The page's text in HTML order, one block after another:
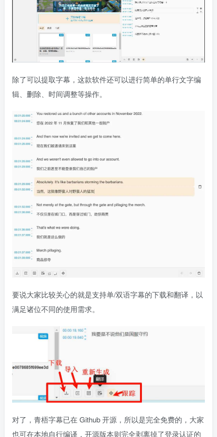
除了可以提取字幕，这款软件还可以进行简单的单行文字编
辑、删除、时间调整等操作。
要说大家比较关心的就是支持单/双语字幕的下载和翻译，以
满足诸位不同的使用需求。
对了，青梧字幕已在 Github 开源，所以是完全免费的，大家
也可在本地自行编译，开源版本则完全剥离掉了登录认证的